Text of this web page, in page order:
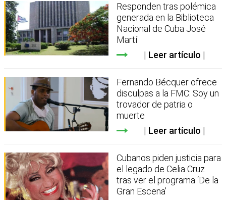
Responden tras polémica
generada en la Biblioteca
Nacional de Cuba José
Martí
Leer artículo
Fernando Bécquer ofrece
disculpas a la FMC: Soy un
trovador de patria o
muerte
Leer artículo
Cubanos piden justicia para
el legado de Celia Cruz
tras ver el programa ‘De la
Gran Escena’